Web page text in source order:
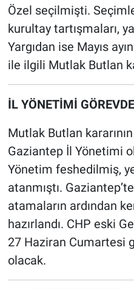
Özel seçilmişti.
kurultay tartışmaları,
Yargıdan ise Mayıs
ile ilgili Mutlak Butlan
İL YÖNETİMİ
Mutlak Butlan
Gaziantep İl Yönetimi
Yönetim feshedilmiş,
atanmıştı.
atamaların ardından
hazırlandı. CHP eski
27 Haziran Cumartesi
olacak.